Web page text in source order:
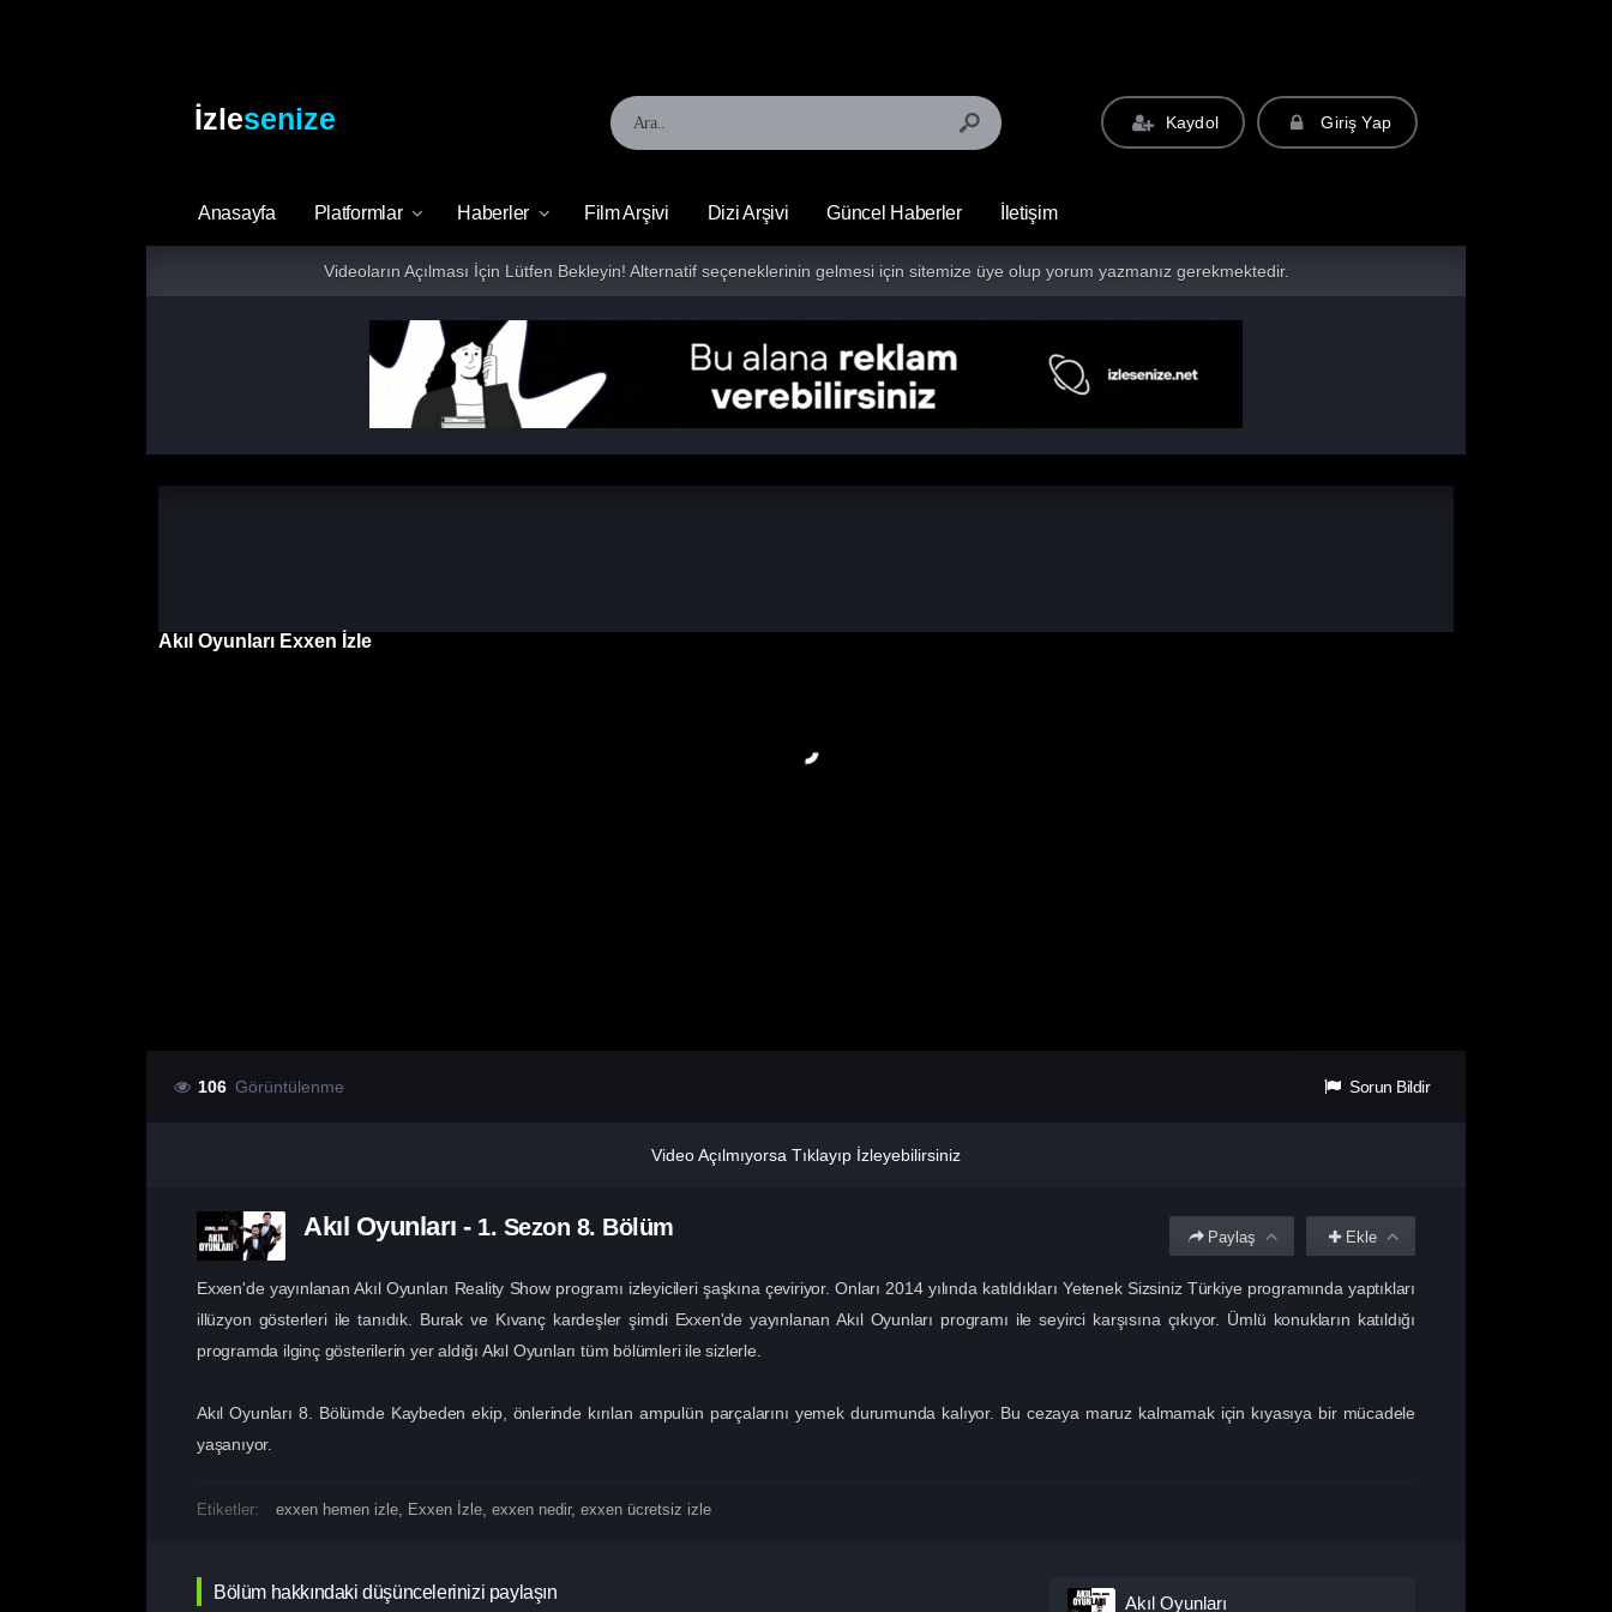
İzlesenize Kaydol Giriş Yap
Anasayfa Platformlar Haberler Film Arşivi Dizi Arşivi Güncel Haberler İletişim
Videoların Açılması İçin Lütfen Bekleyin! Alternatif seçeneklerinin gelmesi için sitemize üye olup yorum yazmanız gerekmektedir.
Akıl Oyunları Exxen İzle
106 Görüntülenme Sorun Bildir
Video Açılmıyorsa Tıklayıp İzleyebilirsiniz
Akıl Oyunları - 1. Sezon 8. Bölüm Ekle
Paylaş
Exxen'de yayınlanan Akıl Oyunları Reality Show programı izleyicileri şaşkına çeviriyor. Onları 2014 yılında katıldıkları Yetenek Sizsiniz Türkiye programında yaptıkları
illüzyon gösterleri ile tanıdık. Burak ve Kıvanç kardeşler şimdi Exxen'de yayınlanan Akıl Oyunları programı ile seyirci karşısına çıkıyor. Ümlü konukların katıldığı
programda ilginç gösterilerin yer aldığı Akıl Oyunları tüm bölümleri ile sizlerle.
Akıl Oyunları 8. Bölümde Kaybeden ekip, önlerinde kırılan ampulün parçalarını yemek durumunda kalıyor. Bu cezaya maruz kalmamak için kıyasıya bir mücadele
yaşanıyor.
Etiketler: exxen hemen izle, Exxen İzle, exxen nedir, exxen ücretsiz izle
Bölüm hakkındaki düşüncelerinizi paylaşın
Akıl Oyunları